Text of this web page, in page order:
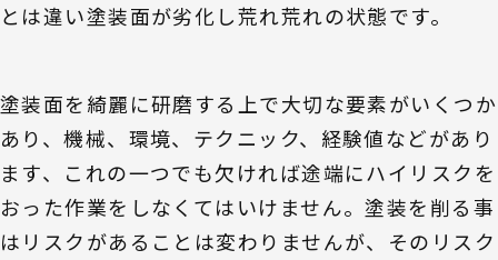
とは違い塗装面が劣化し荒れ荒れの状態です。
塗装面を綺麗に研磨する上で大切な要素がいくつか
あり、機械、環境、テクニック、経験値などがあり
ます、これの一つでも欠ければ途端にハイリスクを
おった作業をしなくてはいけません。塗装を削る事
はリスクがあることは変わりませんが、そのリスク